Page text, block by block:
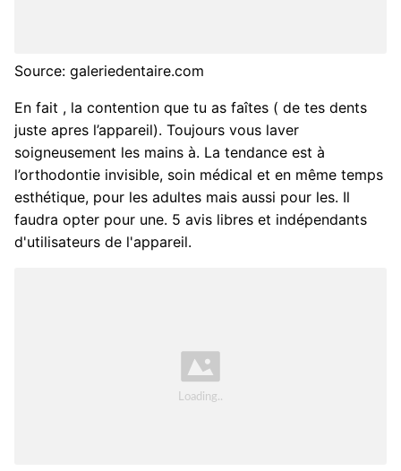
Source: galeriedentaire.com
En fait , la contention que tu as faîtes ( de tes dents
juste apres l’appareil). Toujours vous laver
soigneusement les mains à. La tendance est à
l’orthodontie invisible, soin médical et en même temps
esthétique, pour les adultes mais aussi pour les. Il
faudra opter pour une. 5 avis libres et indépendants
d'utilisateurs de l'appareil.